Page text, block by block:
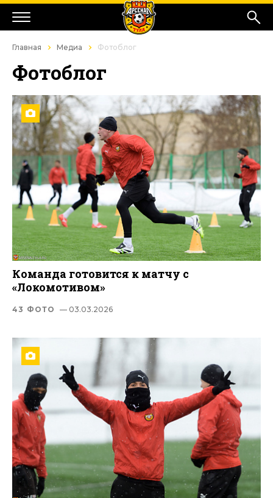
Главная Медиа Фотоблог
Фотоблог
Команда готовится к матчу с
«Локомотивом»
43 ФОТО — 03.03.2026